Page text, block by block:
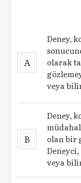
A
Deney,
olarak
veya
B
Deney,
olan bir
veya